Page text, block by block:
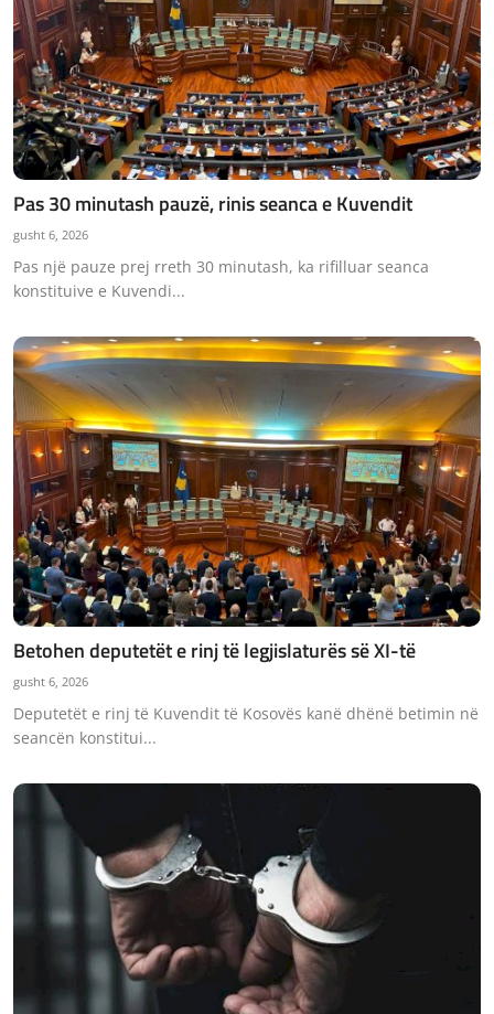
Pas 30 minutash pauzë, rinis seanca e Kuvendit
gusht 6, 2026
Pas një pauze prej rreth 30 minutash, ka rifilluar seanca
konstituive e Kuvendi...
Betohen deputetët e rinj të legjislaturës së XI-të
gusht 6, 2026
Deputetët e rinj të Kuvendit të Kosovës kanë dhënë betimin në
seancën konstitui...